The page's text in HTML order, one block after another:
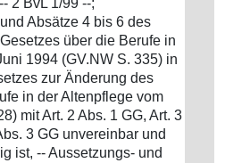
2 BvL 1/99 --;
Absätze 4 bis 6 des
über die Berufe in
1994 (GV.NW S. 335) in
zur Änderung des
in der Altenpflege vom
mit Art. 2 Abs. 1 GG, Art. 3
3 GG unvereinbar und
ist, -- Aussetzungs- und